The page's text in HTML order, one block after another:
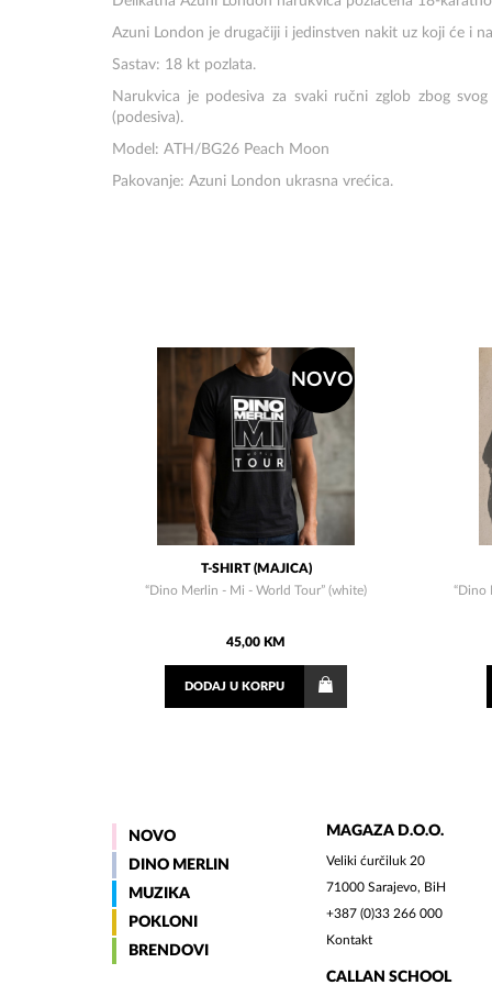
Azuni London je drugačiji i jedinstven nakit uz koji će i
Sastav: 18 kt pozlata.
Narukvica je podesiva za svaki ručni zglob zbog
(podesiva).
Model: ATH/BG26 Peach Moon
Pakovanje: Azuni London ukrasna vrećica.
NOVO
T-SHIRT (MAJICA)
“Dino Merlin - Mi - World Tour” (white)
45,00 KM
DODAJ U KORPU
“Dino
NOVO
DINO MERLIN
MUZIKA
POKLONI
BRENDOVI
MAGAZA D.O.O.
Veliki ćurčiluk 20
71000 Sarajevo, BiH
+387 (0)33 266 000
Kontakt
CALLAN SCHOOL